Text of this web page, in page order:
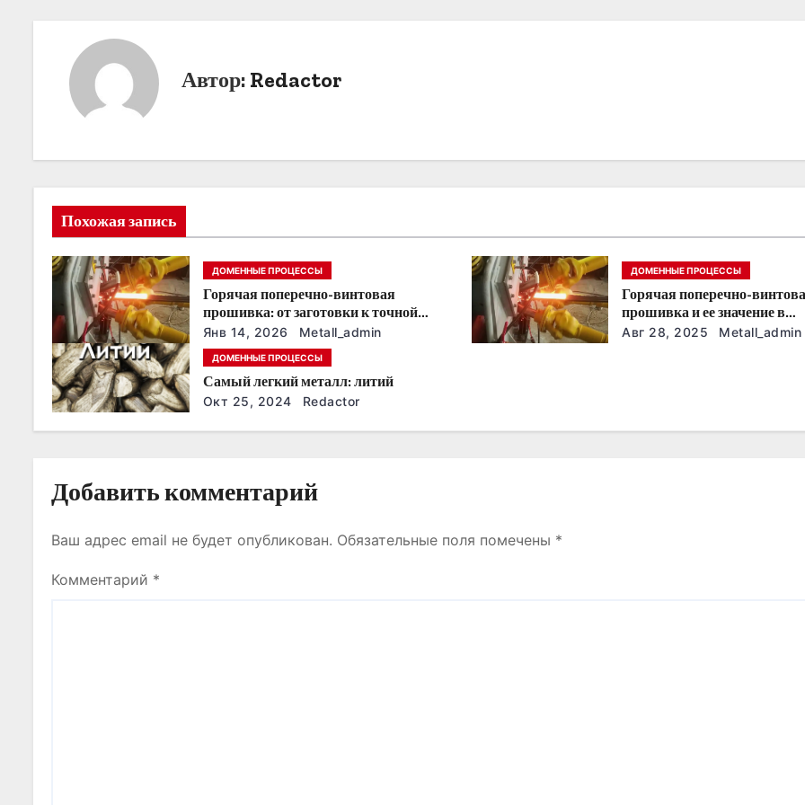
а
и
я
п
о
з
а
и
я
м
Автор: Redactor
Похожая запись
ДОМЕННЫЕ ПРОЦЕССЫ
Горячая поперечно-винтовая
прошивка: от заготовки к точной
трубной детали
Янв 14, 2026 Metall_admin
ДОМЕННЫЕ ПРОЦЕССЫ
Горячая поперечно-
прошивка и ее значение в
машиностроении
Авг 28, 2025 Metall_admin
ДОМЕННЫЕ ПРОЦЕССЫ
Самый легкий металл: литий
Окт 25, 2024 Redactor
Добавить комментарий
Ваш адрес email не будет опубликован. Обязательные поля помечены *
Комментарий *